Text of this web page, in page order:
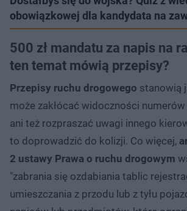
obowiązkowej dla kandydata na
500 zł mandatu za napis na
ten temat mówią przepisy?
Przepisy ruchu drogowego stanowią
może zakłócać widoczności
ani też rozpraszać uwagi innego
to doprowadzić do kolizji. Co więcej,
2 ustawy Prawa o ruchu drogowym
"zabrania się ozdabiania tablic
umieszczania z przodu lub z tyłu